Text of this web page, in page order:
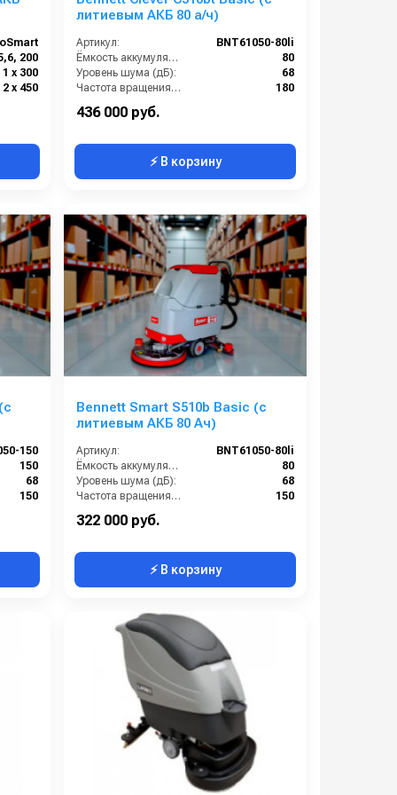
200
1 х 300
2 х 450
литиевым АКБ 80 а/ч)
Артикул:
BNT61050-80li
Ёмкость аккумуляторов (Ач):
80
Уровень шума (дБ):
68
Частота вращения щетки (об/мин):
180
436 000 руб.
⚡ В корзину
150
150
68
150
Bennett Smart S510b Basic (с
литиевым АКБ 80 Ач)
Артикул:
BNT61050-80li
Ёмкость аккумуляторов (Ач):
80
Уровень шума (дБ):
68
Частота вращения щетки (об/мин):
150
322 000 руб.
⚡ В корзину